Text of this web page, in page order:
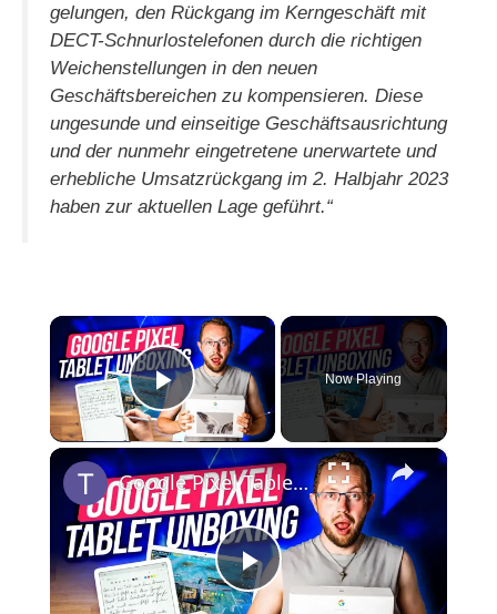
gelungen, den Rückgang im Kerngeschäft mit
DECT-Schnurlostelefonen durch die richtigen
Weichenstellungen in den neuen
Geschäftsbereichen zu kompensieren. Diese
ungesunde und einseitige Geschäftsausrichtung
und der nunmehr eingetretene unerwartete und
erhebliche Umsatzrückgang im 2. Halbjahr 2023
haben zur aktuellen Lage geführt.“
×
Play Video
Now Playing
×
P
Google Pixel Tablet Unboxing: Mit Dock und Stift | Deutsch